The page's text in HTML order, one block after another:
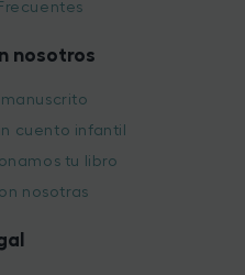
nosotros
cuento infantil
tu libro
nosotras